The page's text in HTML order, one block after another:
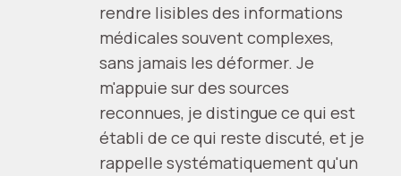
rendre lisibles des informations
médicales souvent complexes,
sans jamais les déformer. Je
m'appuie sur des sources
reconnues, je distingue ce qui est
établi de ce qui reste discuté, et je
rappelle systématiquement qu'un